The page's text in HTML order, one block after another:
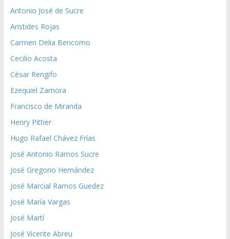
Antonio José de Sucre
Aristides Rojas
Carmen Delia Bencomo
Cecilio Acosta
César Rengifo
Ezequiel Zamora
Francisco de Miranda
Henry Pittier
Hugo Rafael Chávez Frías
José Antonio Ramos Sucre
José Gregorio Hernández
José Marcial Ramos Guedez
José María Vargas
José Martí
José Vicente Abreu